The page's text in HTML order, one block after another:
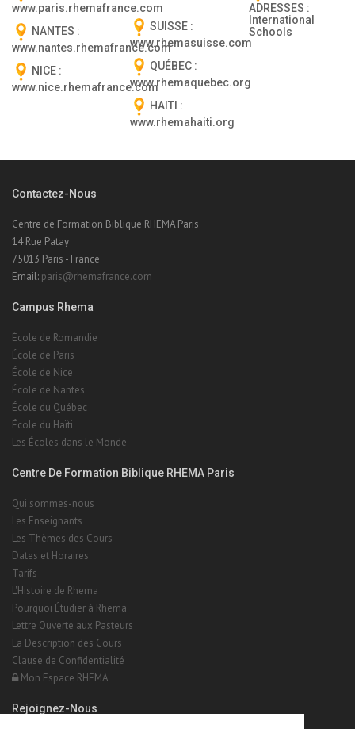
www.paris.rhemafrance.com
NANTES :
www.nantes.rhemafrance.com
NICE :
www.nice.rhemafrance.com
SUISSE :
www.rhemasuisse.com
QUÉBEC :
www.rhemaquebec.org
HAITI :
www.rhemahaiti.org
ADRESSES :
International
Schools
Contactez-Nous
Centre de Formation Biblique RHEMA Paris
14 Rue Patay
75013 Paris - France
Email: paris@rhemafrance.com
Campus Rhema
École de Romandie
École de Paris
École de Nice
École de Nantes
École du Québec
École du Haïti
Les Écoles dans le Monde
Centre De Formation Biblique RHEMA Paris
Qui sommes-nous
Les Enseignants
Les Thèmes des Cours
Dates et Horaires
Tarifs
L'Histoire de Rhema
Pourquoi Étudier à Rhema
Lettre Ouverte aux Pasteurs
La Description des Cours
Clause de Confidentialité
Mon Espace RHEMA
Rejoignez-Nous